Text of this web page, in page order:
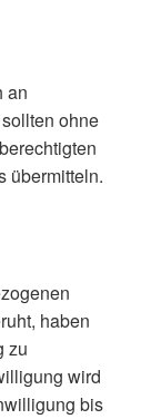
an
ohne
übermitteln.
haben
zu
wird
bis